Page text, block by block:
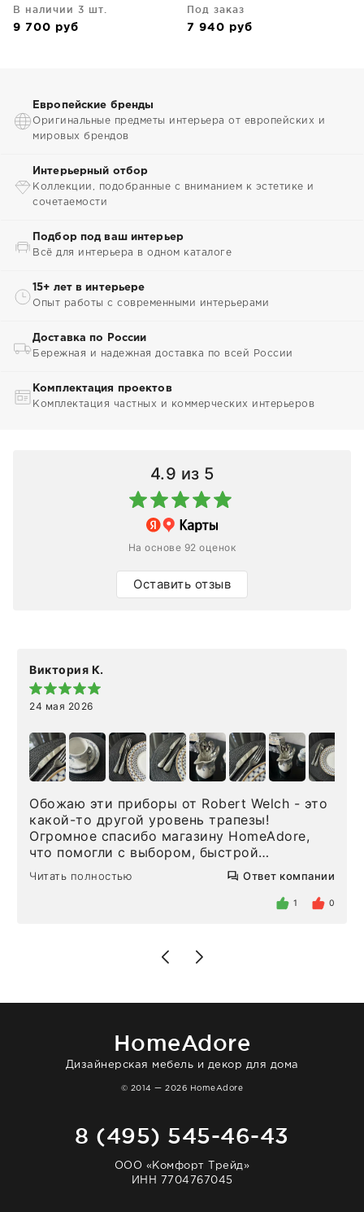
В наличии 3 шт.
9 700 руб
Под заказ
7 940 руб
Европейские бренды
Оригинальные предметы интерьера от европейских и
мировых брендов
Интерьерный отбор
Коллекции, подобранные с вниманием к эстетике и
сочетаемости
Подбор под ваш интерьер
Всё для интерьера в одном каталоге
15+ лет в интерьере
Опыт работы с современными интерьерами
Доставка по России
Бережная и надежная доставка по всей России
Комплектация проектов
Комплектация частных и коммерческих интерьеров
4.9 из 5
На основе 92 оценок
Оставить отзыв
Виктория К.
24 мая 2026
Обожаю эти приборы от Robert Welch - это
какой-то другой уровень трапезы!
Огромное спасибо магазину HomeAdore,
что помогли с выбором, быстрой
доставкой и высоким сервисом. Один раз
была здесь лично, забирала чайные ложки,
внутри очень много антикварной посуды,
Позже заказывала остальные приборы -
доставили сдэком на следующий день к
отвечает очень быстро. Взаимодействием
Читать полностью Ответ компании
1 0
HomeAdore
Дизайнерская мебель и декор для дома
© 2014 — 2026 HomeAdore
8 (495) 545-46-43
ООО «Комфорт Трейд»
ИНН 7704767045